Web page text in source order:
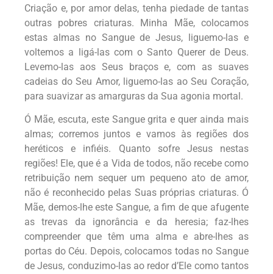
Criação e, por amor delas, tenha piedade de tantas
outras pobres criaturas. Minha Mãe, colocamos
estas almas no Sangue de Jesus, liguemo-las e
voltemos a ligá-las com o Santo Querer de Deus.
Levemo-las aos Seus braços e, com as suaves
cadeias do Seu Amor, liguemo-las ao Seu Coração,
para suavizar as amarguras da Sua agonia mortal.
Ó Mãe, escuta, este Sangue grita e quer ainda mais
almas; corremos juntos e vamos às regiões dos
heréticos e infiéis. Quanto sofre Jesus nestas
regiões! Ele, que é a Vida de todos, não recebe como
retribuição nem sequer um pequeno ato de amor,
não é reconhecido pelas Suas próprias criaturas. Ó
Mãe, demos-lhe este Sangue, a fim de que afugente
as trevas da ignorância e da heresia; faz-lhes
compreender que têm uma alma e abre-lhes as
portas do Céu. Depois, colocamos todas no Sangue
de Jesus, conduzimo-las ao redor d’Ele como tantos